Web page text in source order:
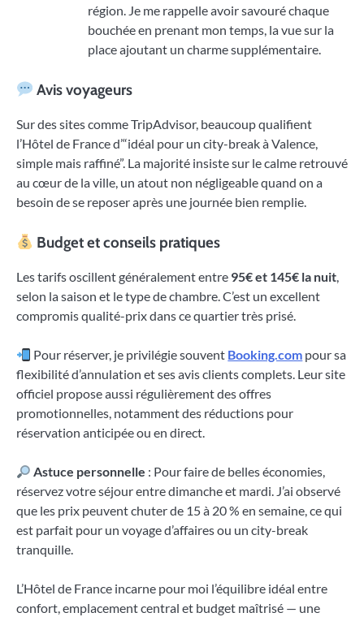
région. Je me rappelle avoir savouré chaque
bouchée en prenant mon temps, la vue sur la
place ajoutant un charme supplémentaire.
Avis voyageurs
Sur des sites comme TripAdvisor, beaucoup qualifient
l’Hôtel de France d’“idéal pour un city-break à Valence,
simple mais raffiné”. La majorité insiste sur le calme retrouvé
au cœur de la ville, un atout non négligeable quand on a
besoin de se reposer après une journée bien remplie.
Budget et conseils pratiques
Les tarifs oscillent généralement entre 95€ et 145€ la nuit,
selon la saison et le type de chambre. C’est un excellent
compromis qualité-prix dans ce quartier très prisé.
Pour réserver, je privilégie souvent Booking.com pour sa
flexibilité d’annulation et ses avis clients complets. Leur site
officiel propose aussi régulièrement des offres
promotionnelles, notamment des réductions pour
réservation anticipée ou en direct.
Astuce personnelle : Pour faire de belles économies,
réservez votre séjour entre dimanche et mardi. J’ai observé
que les prix peuvent chuter de 15 à 20 % en semaine, ce qui
est parfait pour un voyage d’affaires ou un city-break
tranquille.
L’Hôtel de France incarne pour moi l’équilibre idéal entre
confort, emplacement central et budget maîtrisé — une